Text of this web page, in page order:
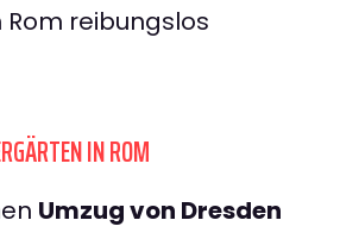
reibungslos
IN ROM
Umzug von Dresden